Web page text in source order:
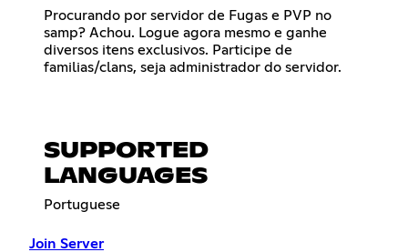
Procurando por servidor de Fugas e PVP no
samp? Achou. Logue agora mesmo e ganhe
diversos itens exclusivos. Participe de
familias/clans, seja administrador do servidor.
SUPPORTED
LANGUAGES
Portuguese
Join Server